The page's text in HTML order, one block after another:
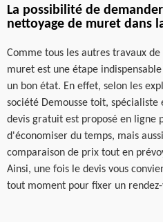
La possibilité de
nettoyage de muret dans
Comme tous les autres travaux
muret est une étape
un bon état. En effet, selon les
société Demousse toit,
devis gratuit est proposé en ligne
d'économiser du temps, mais
comparaison de prix tout en
Ainsi, une fois le devis vous
tout moment pour fixer un rendez-